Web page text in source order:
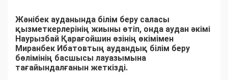
Жәнібек ауданында білім беру саласы
қызметкерлерінің жиыны өтіп, онда аудан әкімі
Наурызбай Қарағойшин өзінің өкімімен
Миранбек Ибатовтың аудандық білім беру
бөлімінің басшысы лауазымына
тағайындалғанын жеткізді.